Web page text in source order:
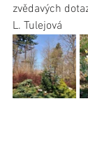
zvědavých
L. Tulejová